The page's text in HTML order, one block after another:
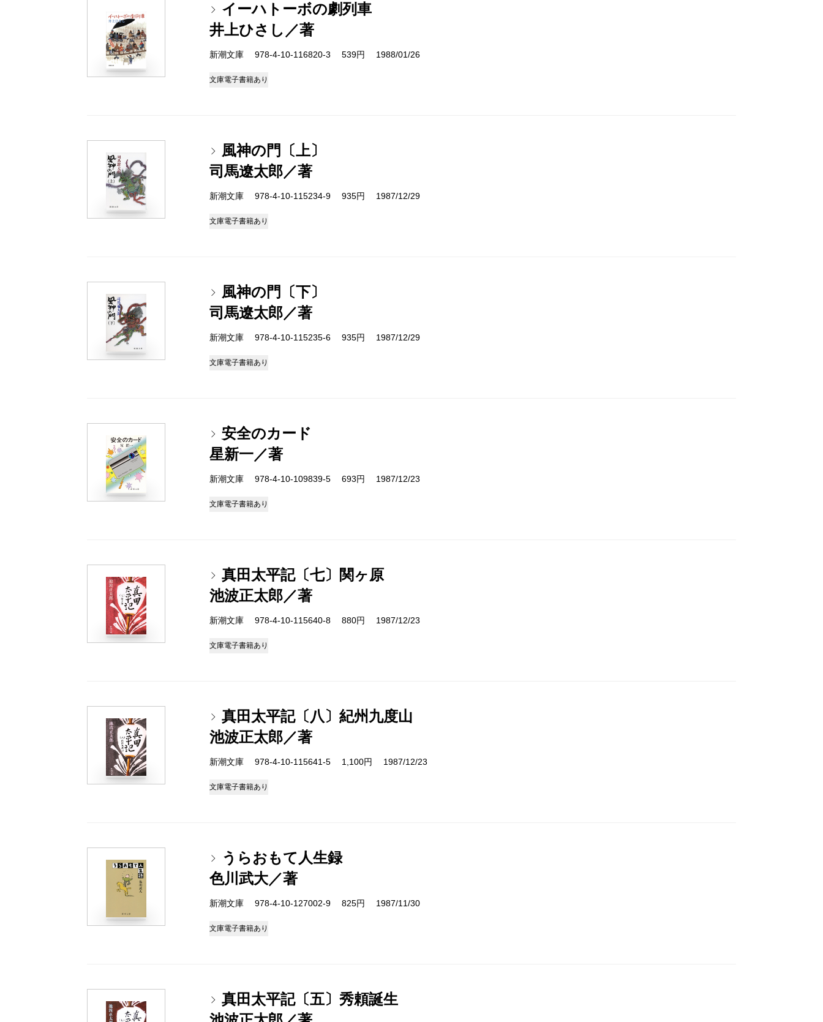
イーハトーボの劇列車
井上ひさし／著
新潮文庫 978-4-10-116820-3 539円 1988/01/26
文庫電子書籍あり
風神の門〔上〕
司馬遼太郎／著
新潮文庫 978-4-10-115234-9 935円 1987/12/29
文庫電子書籍あり
風神の門〔下〕
司馬遼太郎／著
新潮文庫 978-4-10-115235-6 935円 1987/12/29
文庫電子書籍あり
安全のカード
星新一／著
新潮文庫 978-4-10-109839-5 693円 1987/12/23
文庫電子書籍あり
真田太平記〔七〕関ヶ原
池波正太郎／著
新潮文庫 978-4-10-115640-8 880円 1987/12/23
文庫電子書籍あり
真田太平記〔八〕紀州九度山
池波正太郎／著
新潮文庫 978-4-10-115641-5 1,100円 1987/12/23
文庫電子書籍あり
うらおもて人生録
色川武大／著
新潮文庫 978-4-10-127002-9 825円 1987/11/30
文庫電子書籍あり
真田太平記〔五〕秀頼誕生